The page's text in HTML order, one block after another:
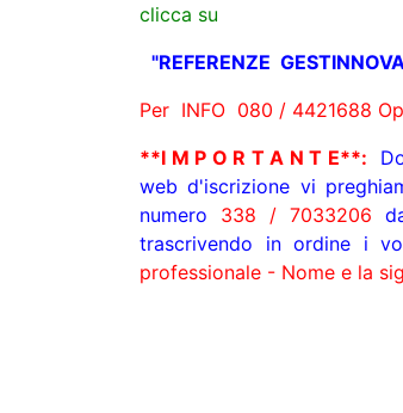
clicca su
"REFERENZE
Per INFO 080 / 4421688
**I M P O R T A N T E**:
web d'iscrizione vi
numero 338 / 7033206
trascrivendo in ordine i
professionale - Nome e la